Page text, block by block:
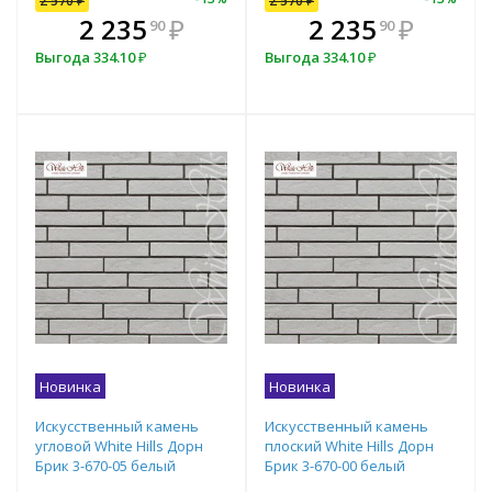
2 235 90 ₽
Выгода 334.10₽
В комплекте
всегда выгоднее!
2 31300
Выгода257
2 235 90 ₽
Выгода 334.10₽
Новинка
Искусственный камень
угловой White Hills Дорн
Брик 3-670-05 белый
Новинка
Искусственный камень
плоский White Hills Дорн
Брик 3-670-00 белый